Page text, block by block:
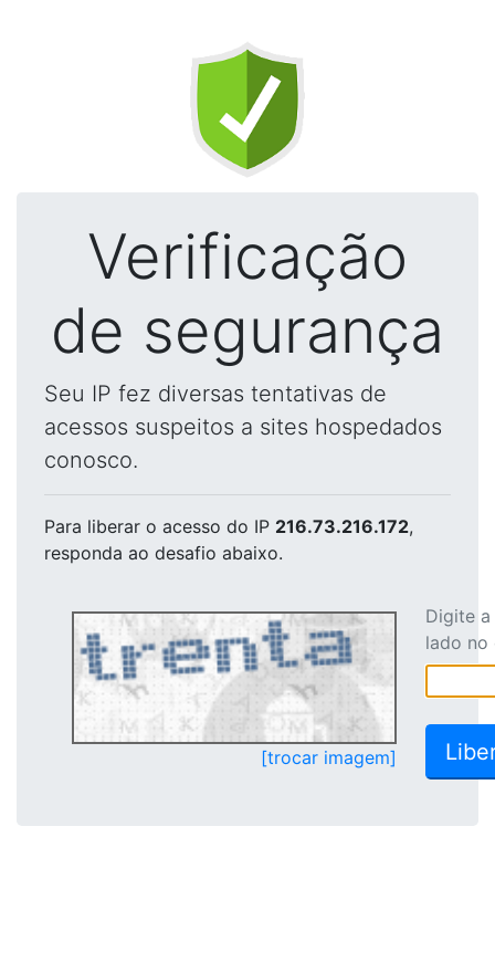
Verificação
de segurança
Seu IP fez diversas tentativas de
acessos suspeitos a sites hospedados
conosco.
Para liberar o acesso do IP 216.73.216.172,
responda ao desafio abaixo.
[trocar imagem]
Digite
lado no